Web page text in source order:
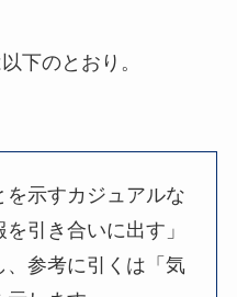
下のとおり。
示すカジュアルな
引き合いに出す」
、参考に引くは「気